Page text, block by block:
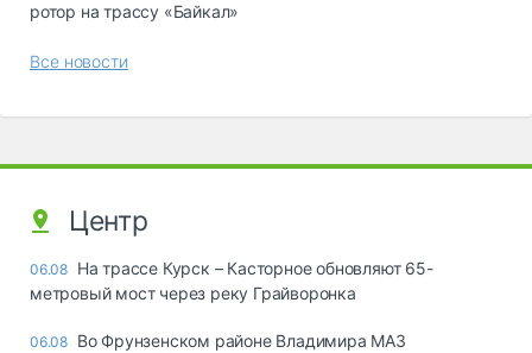
ротор на трассу «Байкал»
Все новости
Центр
06.08 На трассе Курск – Касторное обновляют 65-
метровый мост через реку Грайворонка
06.08 Во Фрунзенском районе Владимира МАЗ